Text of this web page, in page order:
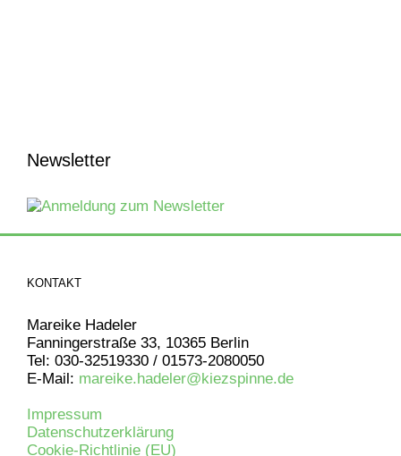
Newsletter
KONTAKT
Mareike Hadeler
Fanningerstraße 33, 10365 Berlin
Tel: 030-32519330 / 01573-2080050
E-Mail: mareike.hadeler@kiezspinne.de
Impressum
Datenschutzerklärung
Cookie-Richtlinie (EU)